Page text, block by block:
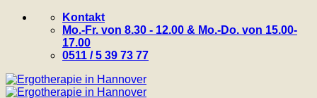
Zum
Kontakt
Mo.-Fr. von 8.30 - 12.00 & Mo.-Do. von 15.00-
17.00
0511 / 5 39 73 77